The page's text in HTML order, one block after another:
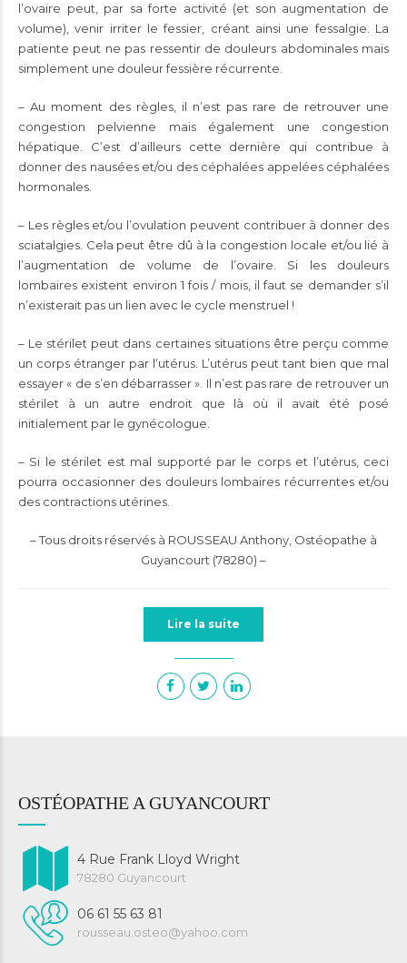
l’ovaire peut, par sa forte activité (et son augmentation de
volume), venir irriter le fessier, créant ainsi une fessalgie. La
patiente peut ne pas ressentir de douleurs abdominales mais
simplement une douleur fessière récurrente.
– Au moment des règles, il n’est pas rare de retrouver une
congestion pelvienne mais également une congestion
hépatique. C’est d’ailleurs cette dernière qui contribue à
donner des nausées et/ou des céphalées appelées céphalées
hormonales.
– Les règles et/ou l’ovulation peuvent contribuer à donner des
sciatalgies. Cela peut être dû à la congestion locale et/ou lié à
l’augmentation de volume de l’ovaire. Si les douleurs
lombaires existent environ 1 fois / mois, il faut se demander s’il
n’existerait pas un lien avec le cycle menstruel !
– Le stérilet peut dans certaines situations être perçu comme
un corps étranger par l’utérus. L’utérus peut tant bien que mal
essayer « de s’en débarrasser ». Il n’est pas rare de retrouver un
stérilet à un autre endroit que là où il avait été posé
initialement par le gynécologue.
– Si le stérilet est mal supporté par le corps et l’utérus, ceci
pourra occasionner des douleurs lombaires récurrentes et/ou
des contractions utérines.
– Tous droits réservés à ROUSSEAU Anthony, Ostéopathe à
Guyancourt (78280) –
Lire la suite
OSTÉOPATHE A GUYANCOURT
4 Rue Frank Lloyd Wright
78280 Guyancourt
06 61 55 63 81
rousseau.osteo@yahoo.com